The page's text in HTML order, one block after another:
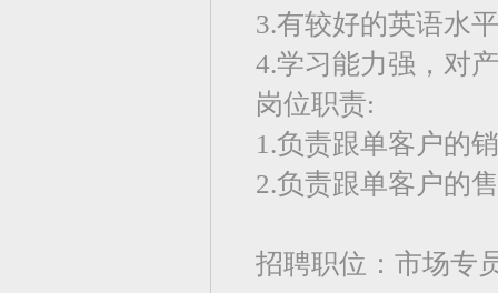
3.有较好的英语水
4.学习能力强，对
岗位职责:
1.负责跟单客户的
2.负责跟单客户的
招聘职位：市场专